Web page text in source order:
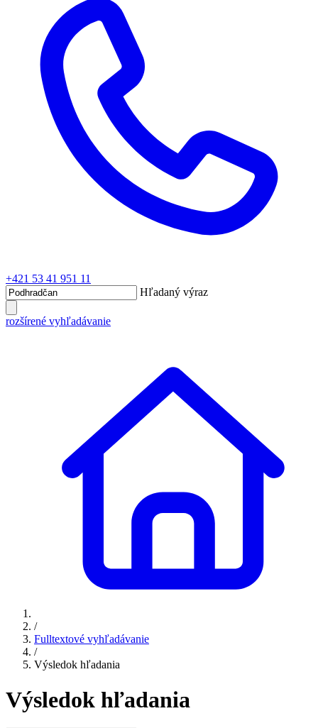
+421 53 41 951 11
Hľadaný výraz
rozšírené vyhľadávanie
/
Fulltextové vyhľadávanie
/
Výsledok hľadania
Výsledok hľadania